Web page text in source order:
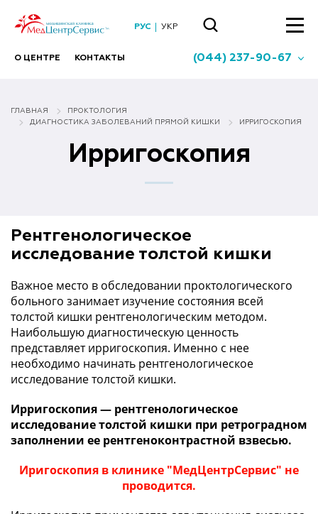
РУС УКР
О ЦЕНТРЕ КОНТАКТЫ (044) 237-90-67
ГЛАВНАЯ
ПРОКТОЛОГИЯ
ДИАГНОСТИКА ЗАБОЛЕВАНИЙ ПРЯМОЙ КИШКИ
ИРРИГОСКОПИЯ
Ирригоскопия
Рентгенологическое
исследование толстой кишки
Важное место в обследовании проктологического
больного занимает изучение состояния всей
толстой кишки рентгенологическим методом.
Наибольшую диагностическую ценность
представляет ирригоскопия. Именно с нее
необходимо начинать рентгенологическое
исследование толстой кишки.
Ирригоскопия — рентгенологическое
исследование толстой кишки при ретроградном
заполнении ее рентгеноконтрастной взвесью.
Иригоскопия в клинике "МедЦентрСервис" не
проводится.